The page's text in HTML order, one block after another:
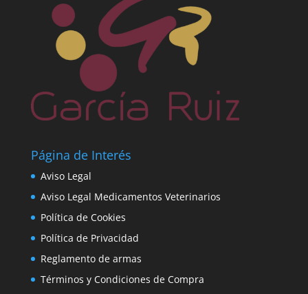
Página de Interés
Aviso Legal
Aviso Legal Medicamentos Veterinarios
Política de Cookies
Política de Privacidad
Reglamento de armas
Términos y Condiciones de Compra